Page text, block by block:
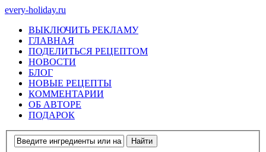
every-holiday.ru
ВЫКЛЮЧИТЬ РЕКЛАМУ
ГЛАВНАЯ
ПОДЕЛИТЬСЯ РЕЦЕПТОМ
НОВОСТИ
БЛОГ
НОВЫЕ РЕЦЕПТЫ
КОММЕНТАРИИ
ОБ АВТОРЕ
ПОДАРОК